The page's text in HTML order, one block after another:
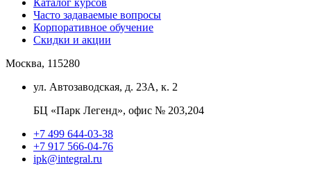
Каталог курсов
Часто задаваемые вопросы
Корпоративное обучение
Скидки и акции
Москва, 115280
ул. Автозаводская, д. 23А, к. 2
БЦ «Парк Легенд», офис № 203,204
+7 499 644-03-38
+7 917 566-04-76
ipk@integral.ru